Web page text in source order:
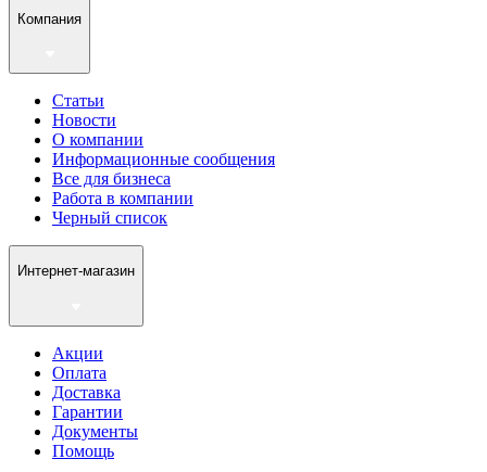
Компания
Статьи
Новости
О компании
Информационные сообщения
Все для бизнеса
Работа в компании
Черный список
Интернет-магазин
Акции
Оплата
Доставка
Гарантии
Документы
Помощь